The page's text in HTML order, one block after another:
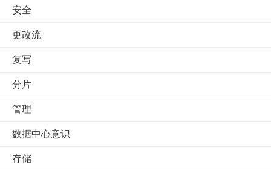
安全
更改流
复写
分片
管理
数据中心意识
存储